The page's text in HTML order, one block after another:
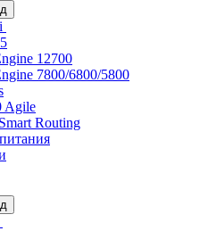
12700
7800/6800/5800
Agile
Routing